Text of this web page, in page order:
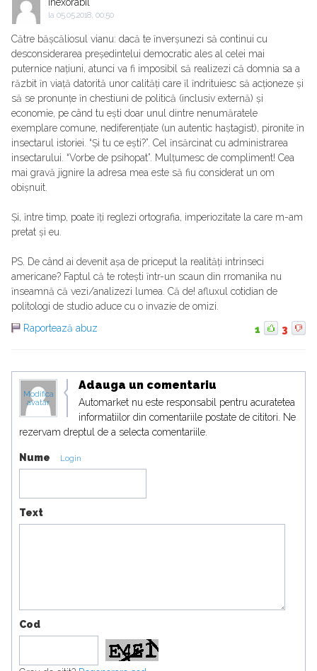
inexorabil
la 05.05.2018, 00:50
Către bășcăliosul vianu: dacă te ȋnverșunezi să continui cu
desconsiderarea președintelui democratic ales al celei mai
puternice națiuni, atunci va fi imposibil să realizezi că domnia sa a
răzbit ȋn viață datorită unor calități care ȋl ȋndrituiesc să acționeze și
să se pronunțe ȋn chestiuni de politică (inclusiv externă) și
economie, pe când tu ești doar unul dintre nenumăratele
exemplare comune, nediferențiate (un autentic haștagist), pironite ȋn
insectarul istoriei. “Și tu ce ești?”. Cel ȋnsărcinat cu administrarea
insectarului. “Vorbe de psihopat”. Mulțumesc de compliment! Cea
mai gravă jignire la adresa mea este să fiu considerat un om
obișnuit.
Și, ȋntre timp, poate ȋți reglezi ortografia, imperiozitate la care m-am
pretat și eu.
PS. De când ai devenit așa de priceput la realități intrinseci
americane? Faptul că te rotești ȋntr-un scaun din rromanika nu
ȋnseamnă că vezi/analizezi lumea. Că de! afluxul cotidian de
politologi de studio aduce cu o invazie de omizi.
Raportează abuz
1 3
Modifica
avatar
Adauga un comentariu
Automarket nu este responsabil pentru acuratetea
informatiilor din comentariile postate de cititori. Ne
rezervam dreptul de a selecta comentariile.
Nume Login
Text
Cod